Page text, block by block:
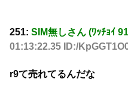
251: SIM無しさん (ﾜｯﾁｮｲ
01:13:22.35 ID:/
r9て売れてるんだな